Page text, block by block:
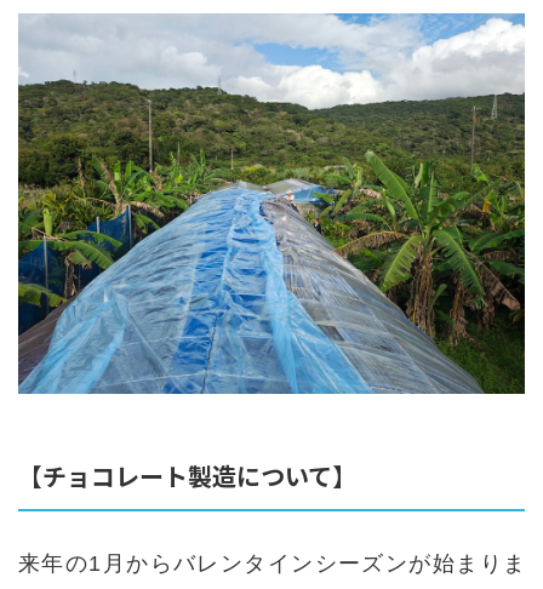
【チョコレート製造について】
来年の1 月からバレンタインシーズンが始まりま